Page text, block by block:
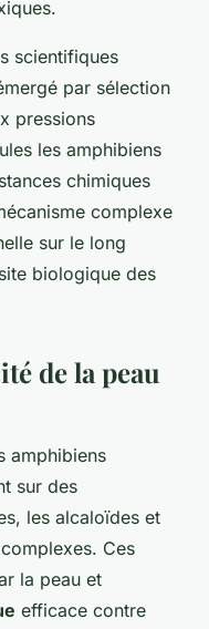
scientifiques
par sélection
pressions
les amphibiens
chimiques
complexe
sur le long
biologique des
de la peau
amphibiens
sur des
les alcaloïdes et
Ces
la peau et
efficace contre